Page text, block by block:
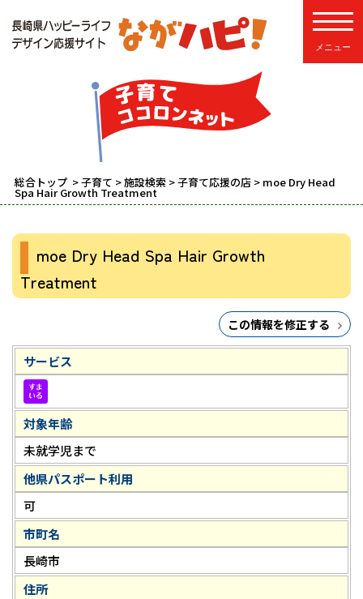
総合トップ >子育て >施設検索 >子育て応援の店 > moe Dry Head
Spa Hair Growth Treatment
moe Dry Head Spa Hair Growth
Treatment
この情報を修正する
サービス
対象年齢
未就学児まで
他県パスポート利用
可
市町名
長崎市
住所